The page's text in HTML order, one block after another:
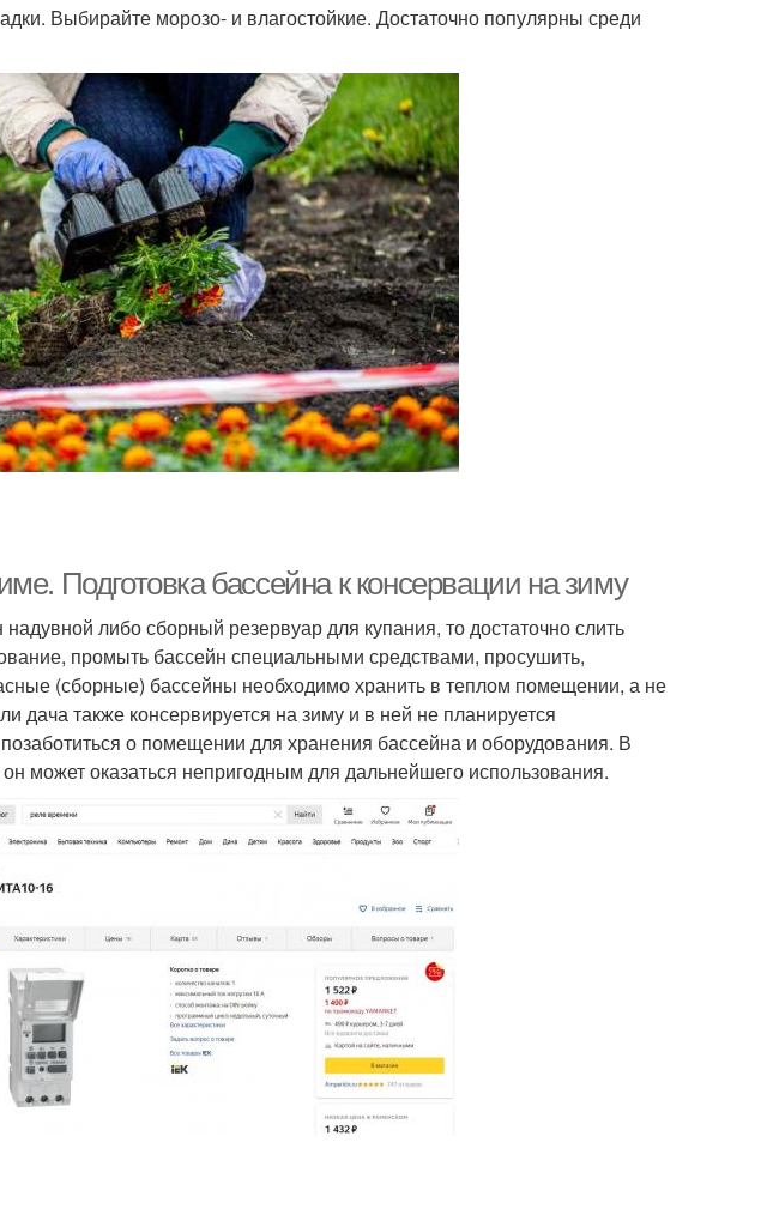
Выбирайте морозо- и влагостойкие. Достаточно популярны среди
Подготовка бассейна к консервации на зиму
либо сборный резервуар для купания, то достаточно слить
промыть бассейн специальными средствами, просушить,
(сборные) бассейны необходимо хранить в теплом помещении, а не
дача также консервируется на зиму и в ней не планируется
о помещении для хранения бассейна и оборудования. В
может оказаться непригодным для дальнейшего использования.